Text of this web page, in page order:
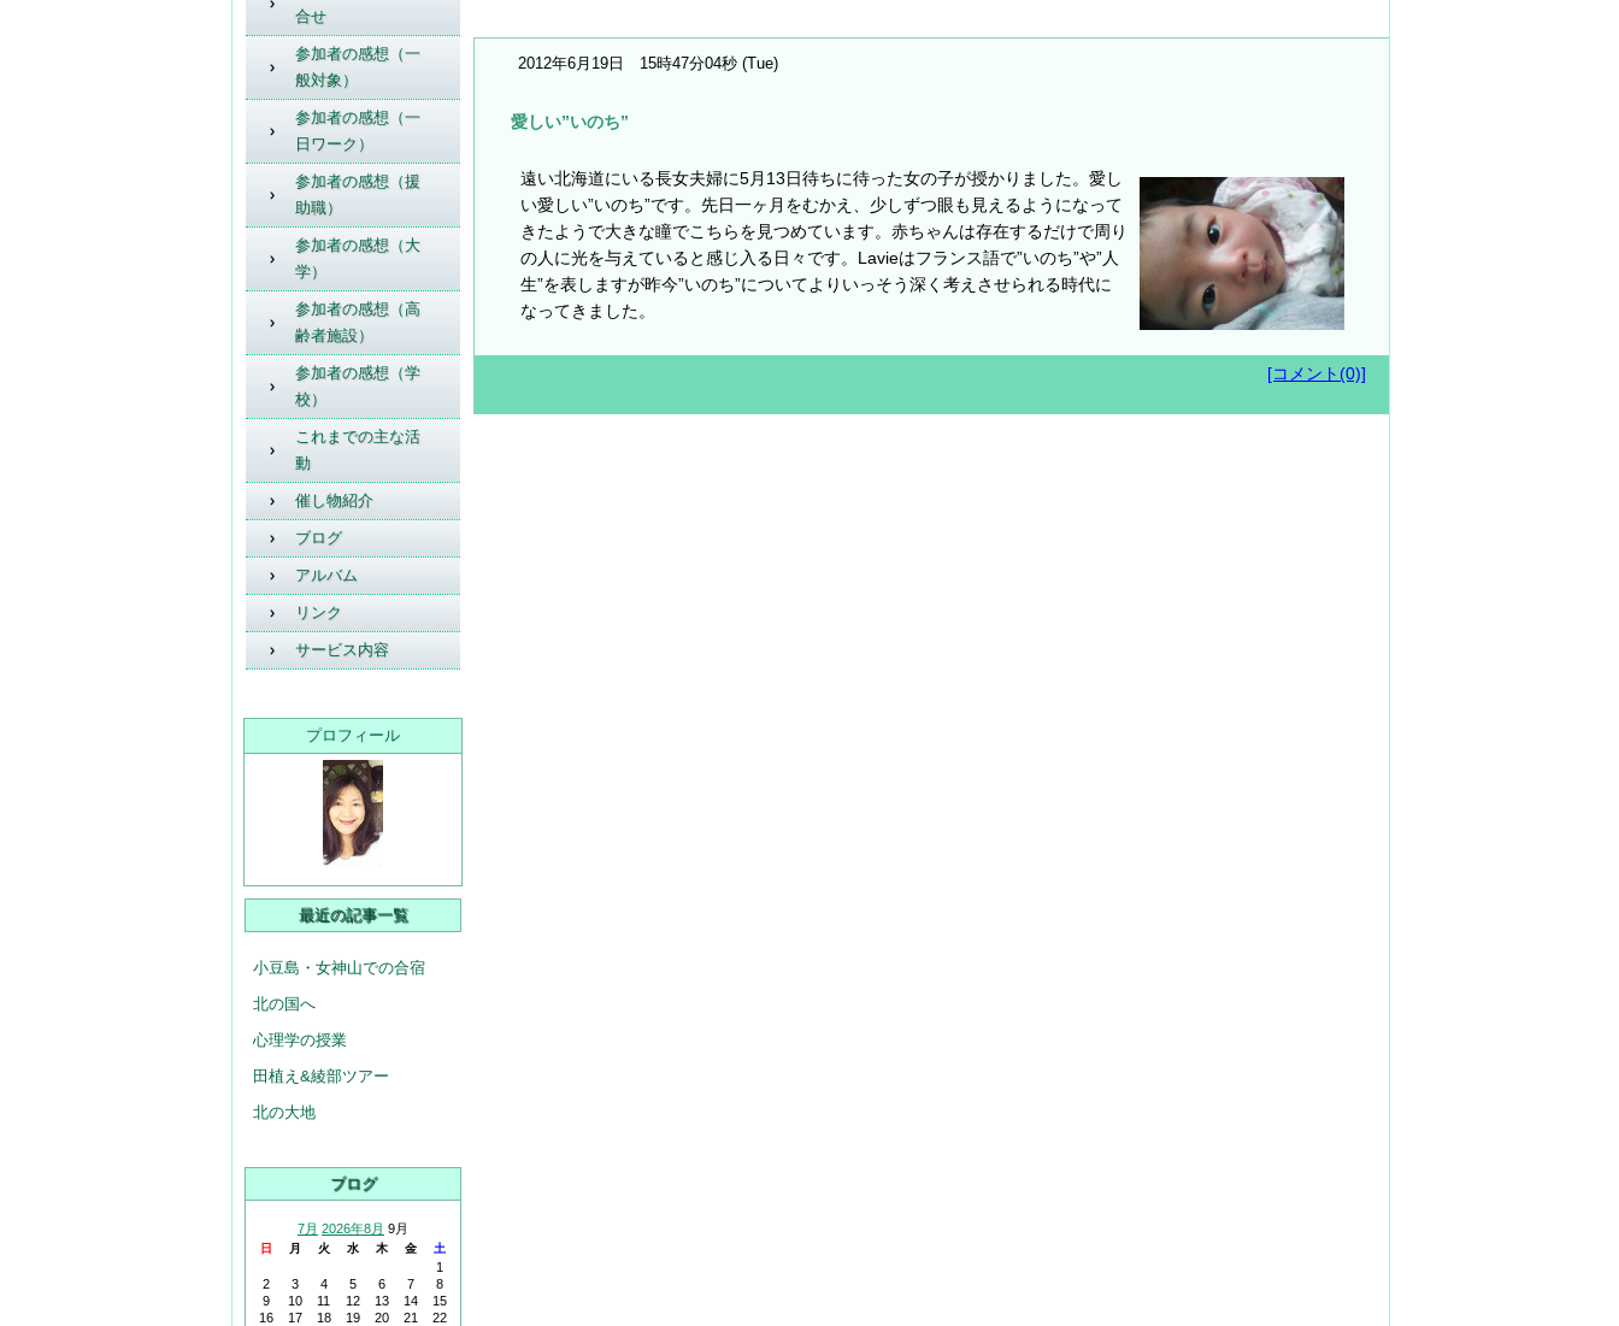
2012年6月19日 15時47分04秒 (Tue)
愛しい”いのち”
遠い北海道にいる長女夫婦に5月13日待ちに待った女の子が授かりました。愛し
い愛しい”いのち”です。先日一ヶ月をむかえ、少しずつ眼も見えるようになって
きたようで大きな瞳でこちらを見つめています。赤ちゃんは存在するだけで周り
の人に光を与えていると感じ入る日々です。Lavieはフランス語で”いのち”や”人
生”を表しますが昨今”いのち”についてよりいっそう深く考えさせられる時代に
なってきました。
[コメント(0)]
合せ
参加者の感想（一
般対象）
参加者の感想（一
日ワーク）
参加者の感想（援
助職）
参加者の感想（大
学）
参加者の感想（高
齢者施設）
参加者の感想（学
校）
これまでの主な活
動
催し物紹介
ブログ
アルバム
リンク
サービス内容
プロフィール
最近の記事一覧
小豆島・女神山での合宿
北の国へ
心理学の授業
田植え&綾部ツアー
北の大地
ブログ
7月 2026年8月 9月
日 月 火 水 木 金 土
1
2
3 4 5 6 7
8
9
10 11 12 13 14
15
16
17 18 19 20 21
22